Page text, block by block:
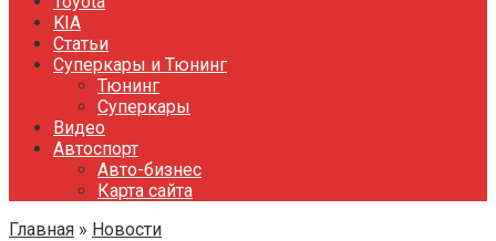
KIA
Статьи
Суперкары и Тюнинг
Тюнинг
Суперкары
Видео
Автоспорт
Авто-бизнес
Карта сайта
Главная » Новости